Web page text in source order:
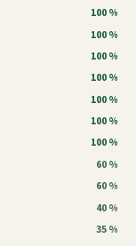
100 %
100 %
100 %
100 %
100 %
100 %
100 %
60 %
60 %
40 %
35 %